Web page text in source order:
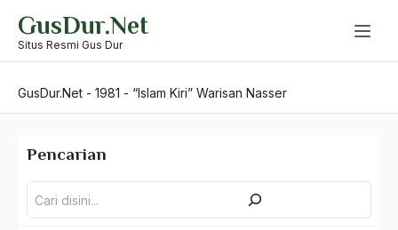
content
GusDur.Net
Situs Resmi Gus Dur
GusDur.Net - 1981 - “Islam Kiri” Warisan Nasser
Pencarian